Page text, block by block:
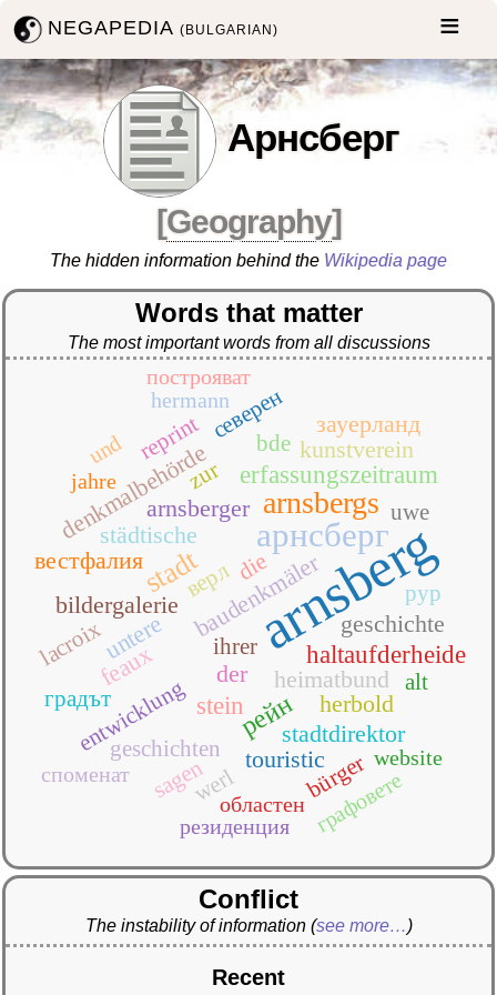
NEGAPEDIA(BULGARIAN)
Арнсберг
[Geography]
The hidden information behind the Wikipedia page
Words that matter
The most important words from all discussions
arnsberg
арнсберг
arnsbergs
stadt
рейн
erfassungszeitraum
haltaufderheide
stein
arnsberger
baudenkmäler
bildergalerie
denkmalbehörde
der
feaux
geschichte
heimatbund
herbold
kunstverein
stadtdirektor
städtische
touristic
untere
вестфалия
зауерланд
alt
bde
bürger
die
entwicklung
geschichten
ihrer
lacroix
reprint
sagen
uwe
werl
zur
верл
градът
рур
северен
hermann
jahre
und
website
графовете
областен
построяват
резиденция
споменат
Conflict
The instability of information (see more…)
Recent